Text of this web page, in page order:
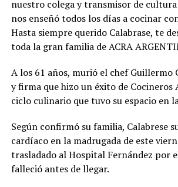
nuestro colega y transmisor de
nos enseñó todos los días a cocinar
Hasta siempre querido Calabrase, te
toda la gran familia de ACRA
A los 61 años, murió el chef Guillermo
y firma que hizo un éxito de Cocineros
ciclo culinario que tuvo su espacio en
Según confirmó su familia, Calabrese
cardíaco en la madrugada de este
trasladado al Hospital Fernández por
falleció antes de llegar.